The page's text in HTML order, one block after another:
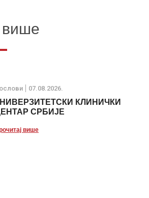
више
07.08.2026.
КЛИНИЧКИ
СРБИЈЕ
више